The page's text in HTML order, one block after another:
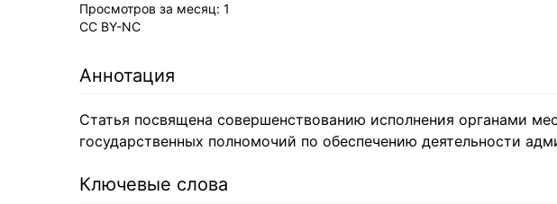
Просмотров за месяц: 1
CC BY-NC
Аннотация
Статья посвящена совершенствованию исполнения органами
государственных полномочий по обеспечению деятельности
Ключевые слова